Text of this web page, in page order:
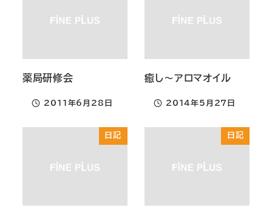
薬局研修会
投稿日
2011年6月28日
癒し～アロマオイル
投稿日
2014年5月27日
日記 日記